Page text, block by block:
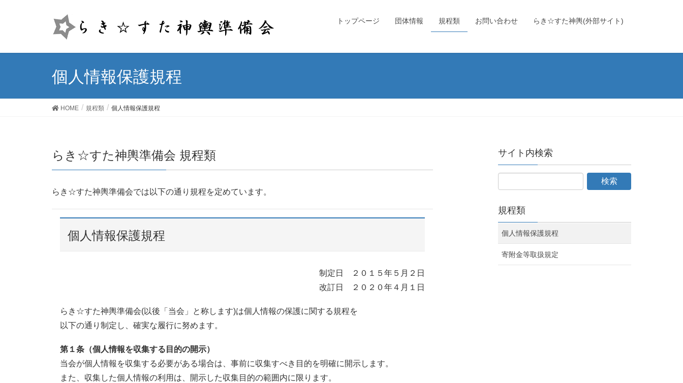
トップページ 団体情報 規程類 お問い合わせ らき☆すた神輿(外部サイト)
個人情報保護規程
HOME 規程類 個人情報保護規程
らき☆すた神輿準備会 規程類
らき☆すた神輿準備会では以下の通り規程を定めています。
個人情報保護規程
制定日 ２０１５年５月２日
改訂日 ２０２０年４月１日
らき☆すた神輿準備会(以後「当会」と称します)は個人情報の保護に関する規程を
以下の通り制定し、確実な履行に努めます。
第１条（個人情報を収集する目的の開示）
当会が個人情報を収集する必要がある場合は、事前に収集すべき目的を明確に開示します。
また、収集した個人情報の利用は、開示した収集目的の範囲内に限ります。
サイト内検索
規程類
個人情報保護規程
寄附金等取扱規定